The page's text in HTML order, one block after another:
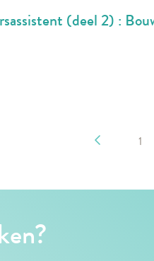
(deel 2) :
1